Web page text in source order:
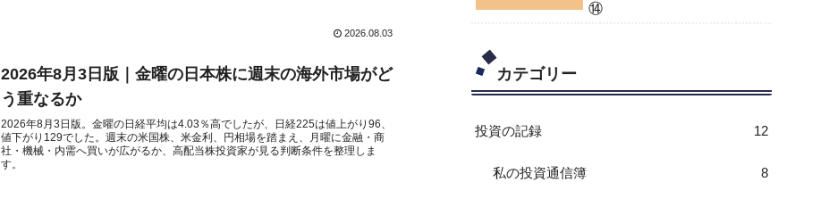
2026.08.03
2026年8月3日版｜金曜の日本株に週末の海外市場がど
う重なるか
2026年8月3日版。金曜の日経平均は4.03％高でしたが、日経225は値上がり96、
値下がり129でした。週末の米国株、米金利、円相場を踏まえ、月曜に金融・商
社・機械・内需へ買いが広がるか、高配当株投資家が見る判断条件を整理しま
す。
⑭
カテゴリー
投資の記録 12
私の投資通信簿 8